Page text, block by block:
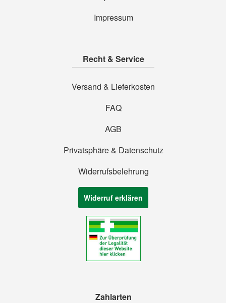
Impressum
Recht & Service
Versand & Lieferkosten
FAQ
AGB
Privatsphäre & Datenschutz
Widerrufsbelehrung
Widerruf erklären
Zahlarten